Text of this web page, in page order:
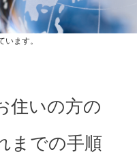
ます。
住いの方の
までの手順